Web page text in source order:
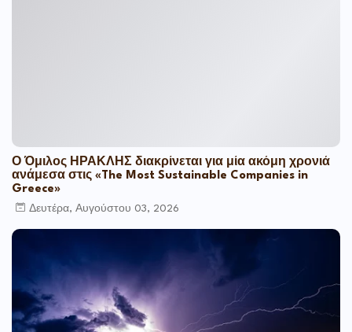
Ο Όμιλος ΗΡΑΚΛΗΣ διακρίνεται για μία ακόμη χρονιά
ανάμεσα στις «The Most Sustainable Companies in
Greece»
Δευτέρα, Αυγούστου 03, 2026